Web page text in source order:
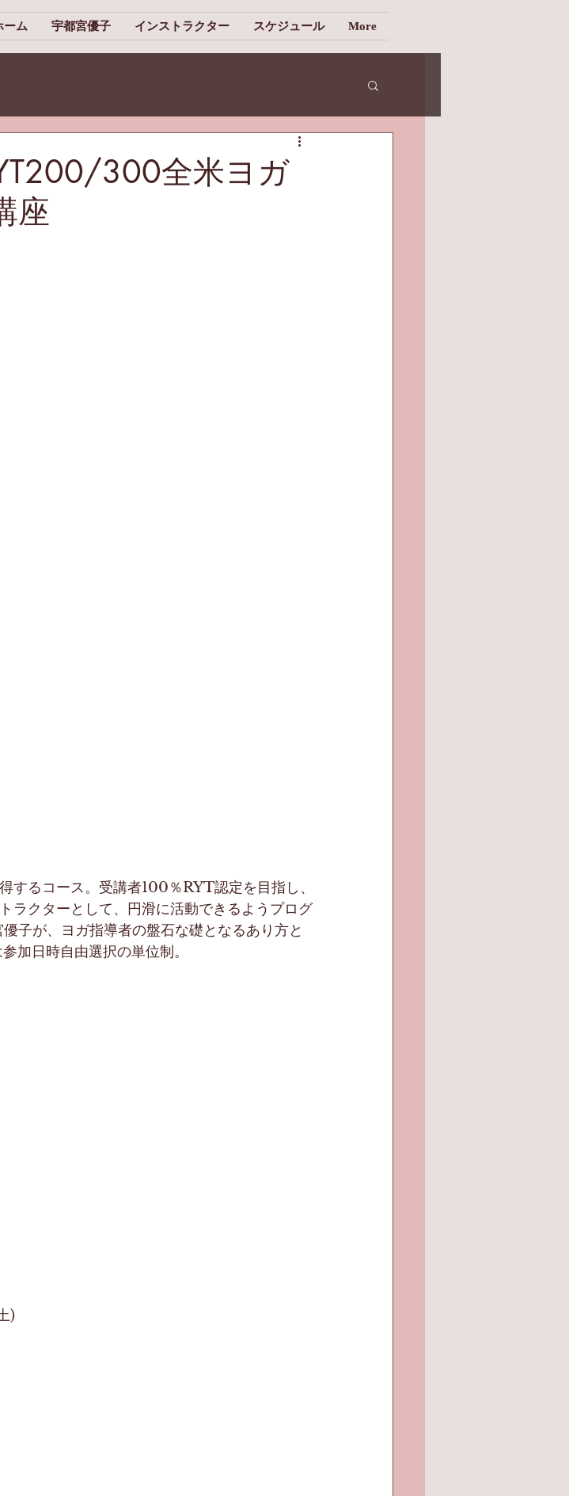
ーム 宇都宮優子 インストラクター スケジュール More
300全米ヨガ
座
するコース。受講者100％RYT認定を目指し、
ラクターとして、円滑に活動できるようプログ
子が、ヨガ指導者の盤石な礎となるあり方と
加日時自由選択の単位制。
)